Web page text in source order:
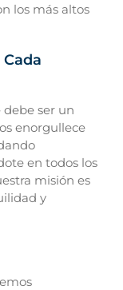
los más altos
ser un
enorgullece
en todos los
misión es
y